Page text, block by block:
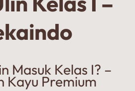
Masuk Kelas I? –
Kayu Premium